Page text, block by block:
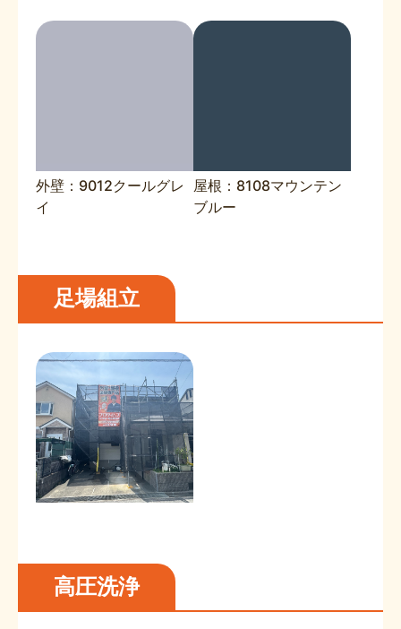
外壁：9012クールグレ
イ
屋根：8108マウンテン
ブルー
足場組立
高圧洗浄